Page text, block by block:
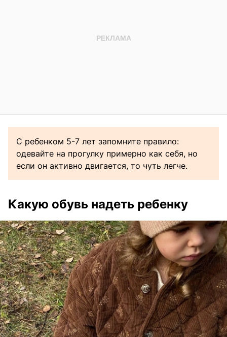
С ребенком 5-7 лет запомните правило:
одевайте на прогулку примерно как себя, но
если он активно двигается, то чуть легче.
Какую обувь надеть ребенку